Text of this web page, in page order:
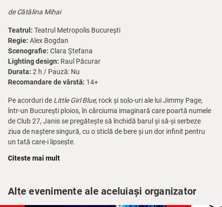
de Cătălina Mihai
Teatrul: Teatrul Metropolis București
Regie: Alex Bogdan
Scenografie: Clara Ștefana
Lighting design: Raul Păcurar
Durata: 2 h / Pauză: Nu
Recomandare de vârstă: 14+
Pe acorduri de Little Girl Blue, rock și solo-uri ale lui Jimmy Page,
într-un București ploios, în cârciuma imaginară care poartă numele
de Club 27, Janis se pregătește să închidă barul și să-și serbeze
ziua de naștere singură, cu o sticlă de bere și un dor infinit pentru
un tată care-i lipsește.
Totul se schimbă când în cârciumă intră Arti, prietenul ei cel mai bun
provincie de la malul Dunării, când viața era întreagă și lumea părea
Citeste mai mult
Alte evenimente ale aceluiași organizator